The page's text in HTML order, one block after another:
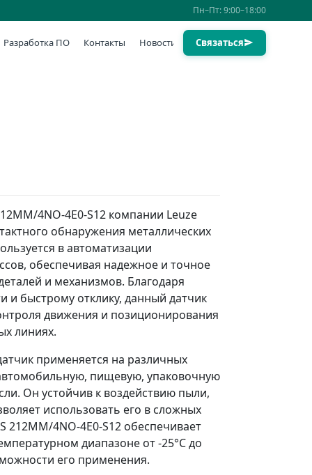
Пн–Пт: 9:00–18:00
Разработка ПО Контакты Новости Связаться
4NO-4E0-S12 компании Leuze
обнаружения металлических
в автоматизации
обеспечивая надежное и точное
и механизмов. Благодаря
и быстрому отклику, данный датчик
движения и позиционирования
линиях.
применяется на различных
пищевую, упаковочную
Он устойчив к воздействию пыли,
использовать его в сложных
212MM/4NO-4E0-S12 обеспечивает
диапазоне от -25°C до
его применения.